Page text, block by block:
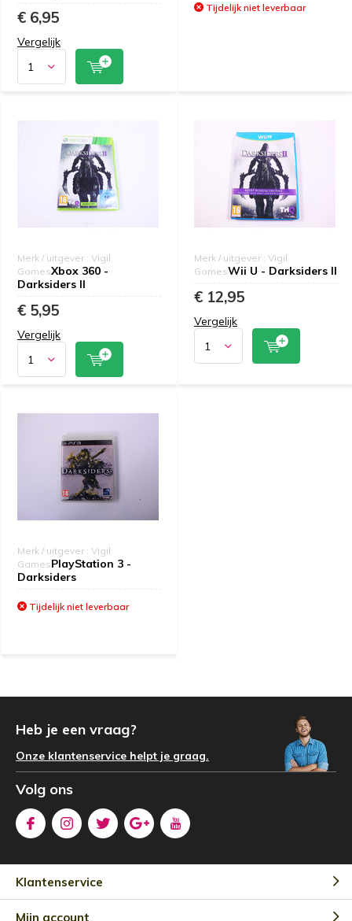
€ 6,95
Vergelijk
Tijdelijk niet leverbaar
Merk / uitgever : Vigil
GamesXbox 360 -
Darksiders II
€ 5,95
Vergelijk
Merk / uitgever : Vigil
GamesWii U - Darksiders II
€ 12,95
Vergelijk
Merk / uitgever : Vigil
GamesPlayStation 3 -
Darksiders
Tijdelijk niet leverbaar
Heb je een vraag?
Onze klantenservice helpt je graag.
Volg ons
Klantenservice
Mijn account